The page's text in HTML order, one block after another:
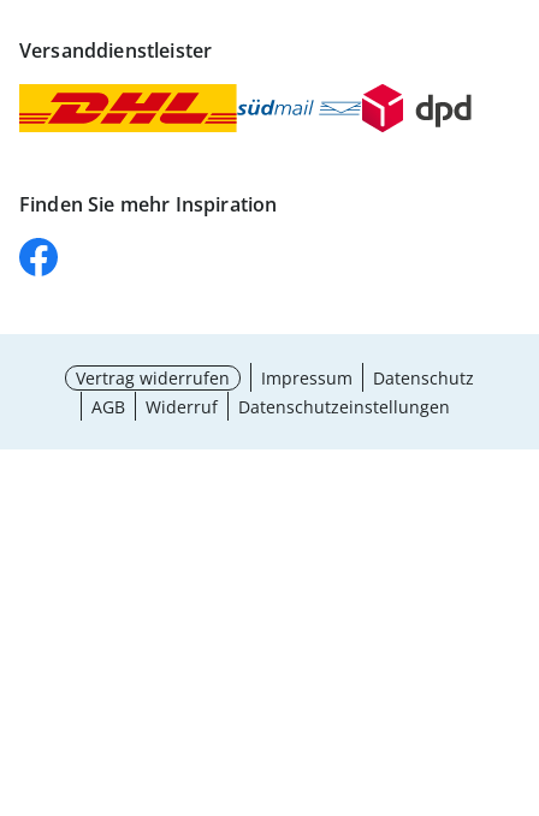
Versanddienstleister
Finden Sie mehr Inspiration
Vertrag widerrufen Impressum
Datenschutz
AGB
Widerruf Datenschutzeinstellungen